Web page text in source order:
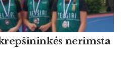
ne­rims­ta